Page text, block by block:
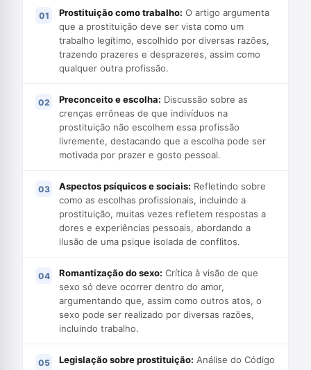
Prostituição como trabalho: O artigo argumenta
que a prostituição deve ser vista como um
trabalho legítimo, escolhido por diversas razões,
trazendo prazeres e desprazeres, assim como
qualquer outra profissão.
Preconceito e escolha: Discussão sobre as
crenças errôneas de que indivíduos na
prostituição não escolhem essa profissão
livremente, destacando que a escolha pode ser
motivada por prazer e gosto pessoal.
Aspectos psíquicos e sociais: Refletindo sobre
como as escolhas profissionais, incluindo a
prostituição, muitas vezes refletem respostas a
dores e experiências pessoais, abordando a
ilusão de uma psique isolada de conflitos.
Romantização do sexo: Crítica à visão de que
sexo só deve ocorrer dentro do amor,
argumentando que, assim como outros atos, o
sexo pode ser realizado por diversas razões,
incluindo trabalho.
Legislação sobre prostituição: Análise do Código